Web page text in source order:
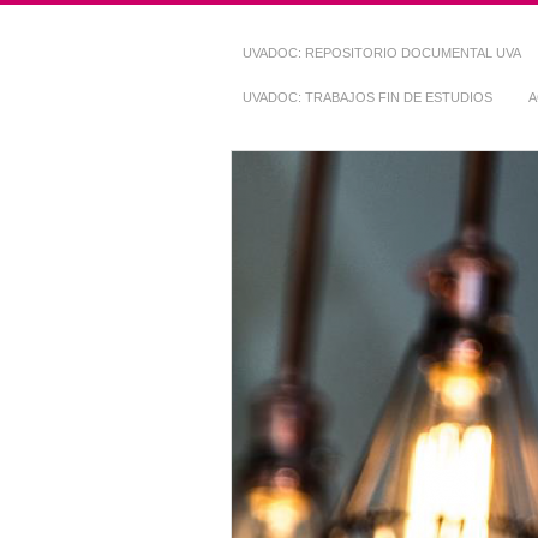
UVADOC: REPOSITORIO DOCUMENTAL UVA
UVADOC: TRABAJOS FIN DE ESTUDIOS
Repositorio
~ UVaDOC